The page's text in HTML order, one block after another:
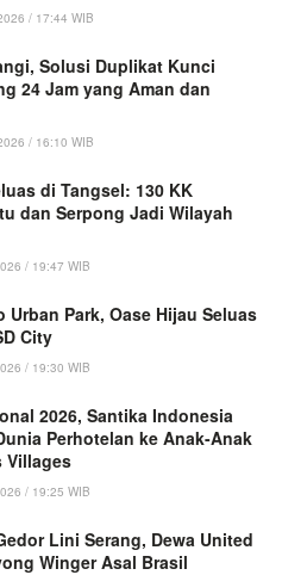
/ 17:44 WIB
Solusi Duplikat Kunci
24 Jam yang Aman dan
/ 16:10 WIB
di Tangsel: 130 KK
dan Serpong Jadi Wilayah
/ 19:47 WIB
Urban Park, Oase Hijau Seluas
City
/ 19:30 WIB
2026, Santika Indonesia
Perhotelan ke Anak-Anak
Villages
/ 19:25 WIB
Lini Serang, Dewa United
Winger Asal Brasil